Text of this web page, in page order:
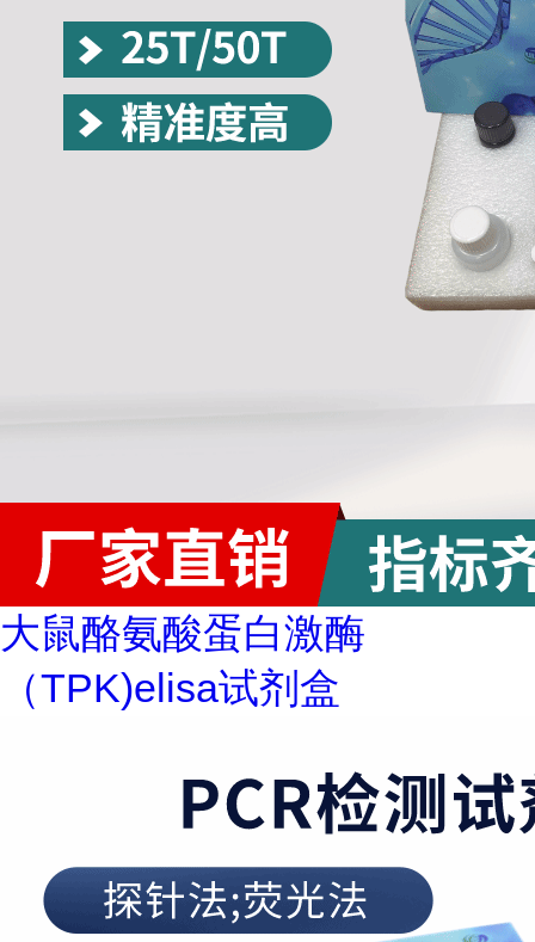
大鼠酪氨酸蛋白激酶
（TPK)elisa试剂盒